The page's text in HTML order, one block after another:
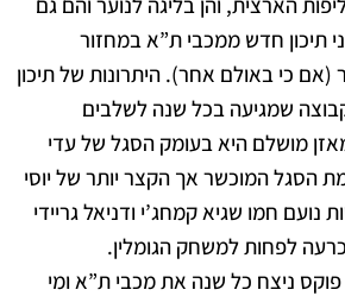
תיכון חדש ממכבי ת”א במחזור
(אם כי באולם אחר). היתרונות של תיכון
שמגיעה בכל שנה לשלבים
מושלם היא בעומק הסגל של עדי
הסגל המוכשר אך הקצר יותר של יוסי
נועם חמו שגיא קמחג’י ודניאל גריידי
לפחות למשחק הגומלין.
פוקס ניצח כל שנה את מכבי ת”א ומי